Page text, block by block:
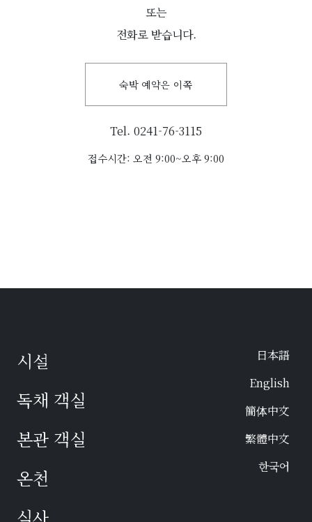
또는
전화로 받습니다.
숙박 예약은 이쪽
Tel. 0241-76-3115
접수시간: 오전 9:00~오후 9:00
시설
독채 객실
본관 객실
온천
식사
日本語
English
簡体中文
繁體中文
한국어